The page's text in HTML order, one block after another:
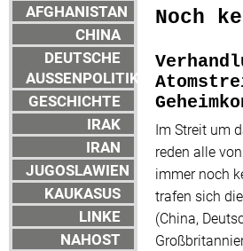
AFGHANISTAN
CHINA
DEUTSCHE
AUSSENPOLITIK
GESCHICHTE
IRAK
IRAN
JUGOSLAWIEN
KAUKASUS
LINKE
NAHOST
Noch
Im Streit um
reden alle
immer noch
trafen sich
(China,